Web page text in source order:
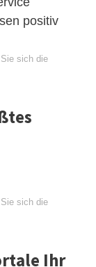
positiv
sich die
sich die
Ihr